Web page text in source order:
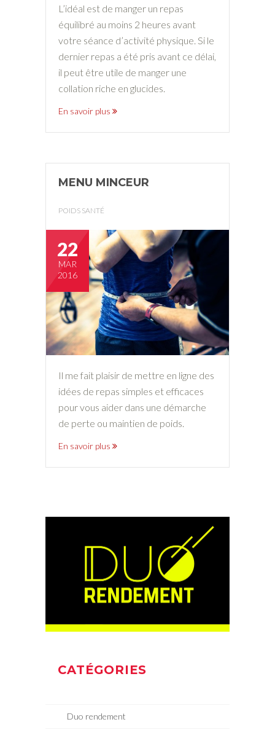
L’idéal est de manger un repas
équilibré au moins 2 heures avant
votre séance d’activité physique. Si le
dernier repas a été pris avant ce délai,
il peut être utile de manger une
collation riche en glucides.
En savoir plus
MENU MINCEUR
POIDS SANTÉ
22
MAR
2016
Il me fait plaisir de mettre en ligne des
idées de repas simples et efficaces
pour vous aider dans une démarche
de perte ou maintien de poids.
En savoir plus
CATÉGORIES
Duo rendement